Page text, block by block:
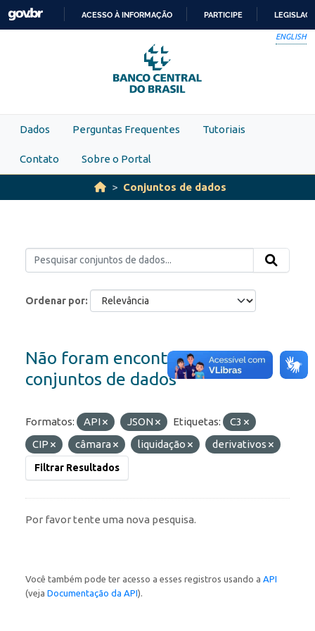
Skip to main content
PARA
O
CONTEÚDO
ACESSO À INFORMAÇÃO PARTICIPE
ENGLISH
Dados Perguntas Frequentes Tutoriais
Contato Sobre o Portal
Conjuntos de dados
Ordenar por
Não foram encontrados
conjuntos de dados
Formatos: API JSON Etiquetas:
C3
CIP
câmara liquidação derivativos
Filtrar Resultados
Por favor tente uma nova pesquisa.
Você também pode ter acesso a esses registros usando a API
(veja Documentação da API).